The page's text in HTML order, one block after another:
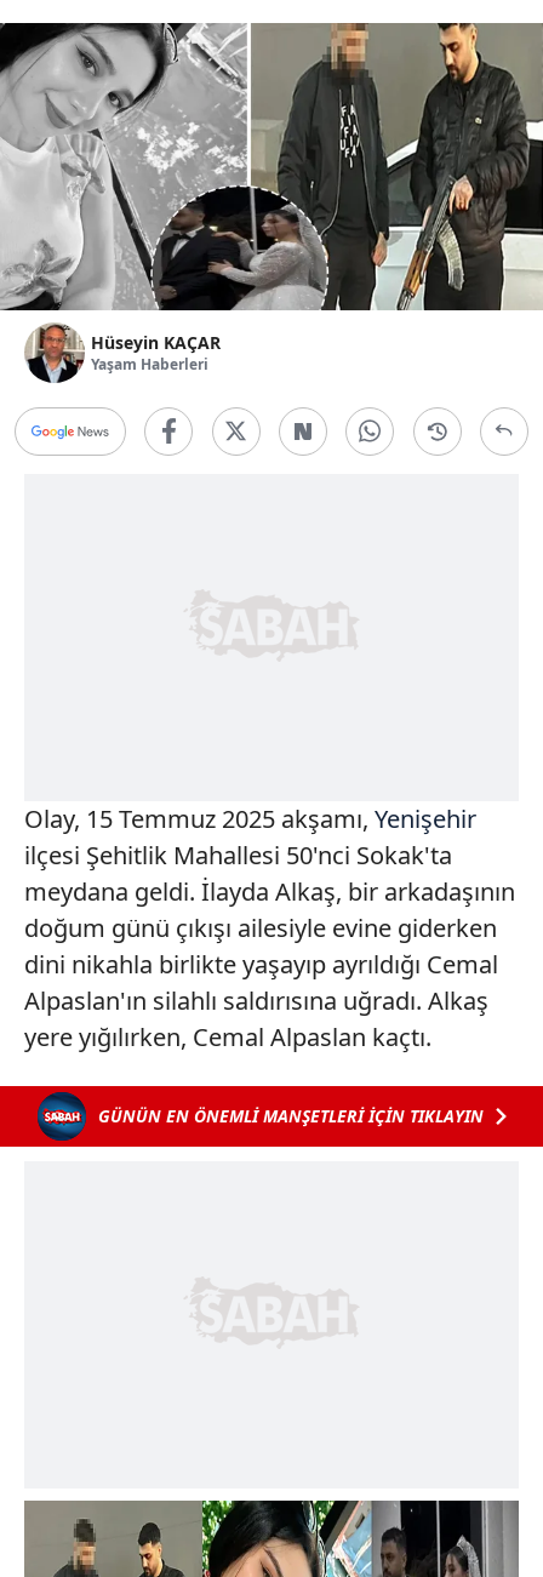
Hüseyin KAÇAR
Yaşam Haberleri
Olay, 15 Temmuz 2025 akşamı, Yenişehir
ilçesi Şehitlik Mahallesi 50'nci Sokak'ta
meydana geldi. İlayda Alkaş, bir arkadaşının
doğum günü çıkışı ailesiyle evine giderken
dini nikahla birlikte yaşayıp ayrıldığı Cemal
Alpaslan'ın silahlı saldırısına uğradı. Alkaş
yere yığılırken, Cemal Alpaslan kaçtı.
GÜNÜN EN ÖNEMLİ MANŞETLERİ İÇİN TIKLAYIN